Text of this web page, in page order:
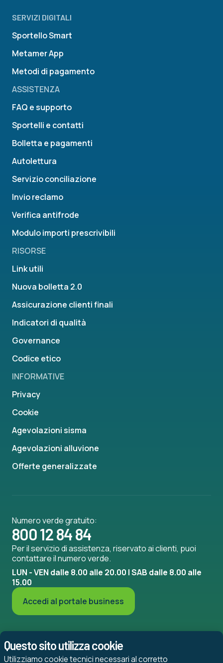
SERVIZI DIGITALI
Sportello Smart
Metamer App
Metodi di pagamento
ASSISTENZA
FAQ e supporto
Sportelli e contatti
Bolletta e pagamenti
Autolettura
Servizio conciliazione
Invio reclamo
Verifica antifrode
Modulo importi prescrivibili
RISORSE
Link utili
Nuova bolletta 2.0
Assicurazione clienti finali
Indicatori di qualità
Governance
Codice etico
INFORMATIVE
Privacy
Cookie
Agevolazioni sisma
Agevolazioni alluvione
Offerte generalizzate
Numero verde gratuito:
800 12 84 84
Per il servizio di assistenza, riservato ai clienti, puoi
contattare il numero verde.
LUN - VEN dalle 8.00 alle 20.00 | SAB dalle 8.00 alle
15.00
Accedi al portale business
Impatto della CO2 del
Questo sito utilizza cookie
Utilizziamo cookie tecnici necessari al corretto